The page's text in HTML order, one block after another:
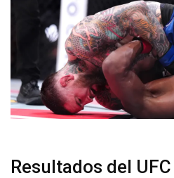
Resultados del